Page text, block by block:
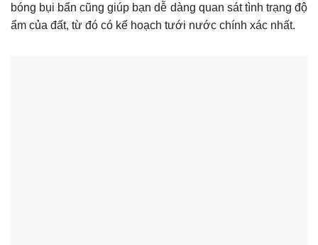
bóng bụi bẩn cũng giúp bạn dễ dàng quan sát tình trạng độ
ẩm của đất, từ đó có kế hoạch tưới nước chính xác nhất.